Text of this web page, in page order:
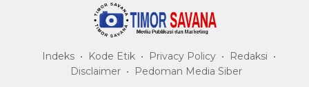
Indeks Kode Etik Privacy Policy
Redaksi
Disclaimer
Pedoman Media Siber